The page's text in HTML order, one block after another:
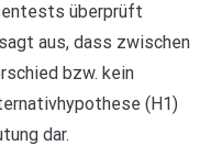
überprüft
aus, dass zwischen
bzw. kein
(H1)
dar.